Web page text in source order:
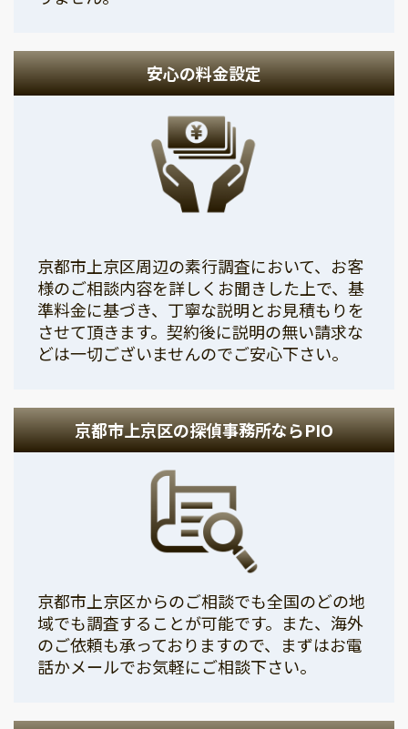
安心の料金設定
京都市上京区周辺の素行調査において、お客
様のご相談内容を詳しくお聞きした上で、基
準料金に基づき、丁寧な説明とお見積もりを
させて頂きます。契約後に説明の無い請求な
どは一切ございませんのでご安心下さい。
京都市上京区の探偵事務所ならPIO
京都市上京区からのご相談でも全国のどの地
域でも調査することが可能です。また、海外
のご依頼も承っておりますので、まずはお電
話かメールでお気軽にご相談下さい。